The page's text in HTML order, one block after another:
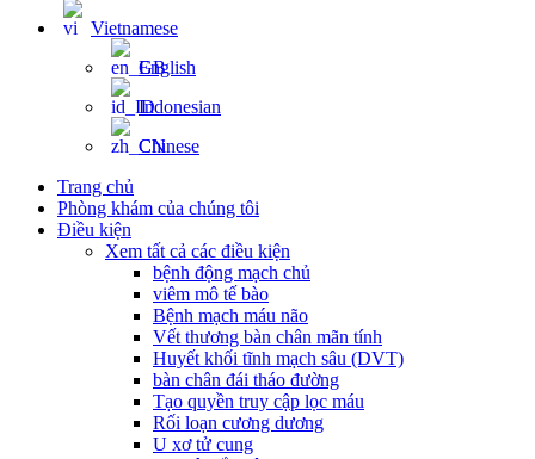
Vietnamese
English
Indonesian
Chinese
Trang chủ
Phòng khám của chúng tôi
Điều kiện
Xem tất cả các điều kiện
bệnh động mạch chủ
viêm mô tế bào
Bệnh mạch máu não
Vết thương bàn chân mãn tính
Huyết khối tĩnh mạch sâu (DVT)
bàn chân đái tháo đường
Tạo quyền truy cập lọc máu
Rối loạn cương dương
U xơ tử cung